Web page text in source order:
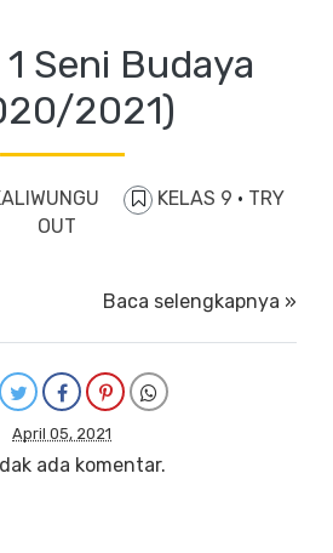
Seni Budaya
2021)
KELAS 9 · TRY
OUT
Baca selengkapnya »
April 05, 2021
ada komentar.